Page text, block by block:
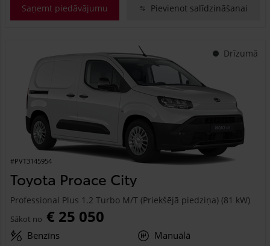
Saņemt piedāvājumu Pievienot salīdzināšanai
Drīzumā
#PVT3145954
Toyota Proace City
Professional Plus 1.2 Turbo M/T (Priekšējā piedziņa) (81 kW)
Sākot no € 25 050
Benzīns
Manuālā